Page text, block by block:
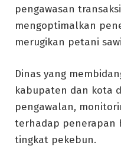
pengawasan
mengoptimalkan
merugikan petani
Dinas yang
kabupaten dan kota
pengawalan,
terhadap penerapan
tingkat pekebun.